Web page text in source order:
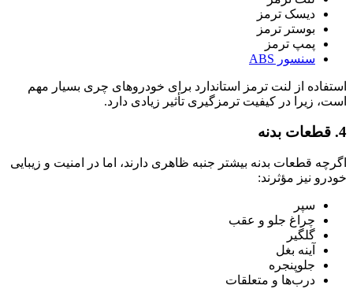
دیسک ترمز
بوستر ترمز
پمپ ترمز
سنسور ABS
استفاده از لنت ترمز استاندارد برای خودروهای چری بسیار مهم
است، زیرا در کیفیت ترمزگیری تأثیر زیادی دارد.
4. قطعات بدنه
اگرچه قطعات بدنه بیشتر جنبه ظاهری دارند، اما در امنیت و زیبایی
خودرو نیز مؤثرند:
سپر
چراغ جلو و عقب
گلگیر
آینه بغل
جلوپنجره
درب‌ها و متعلقات